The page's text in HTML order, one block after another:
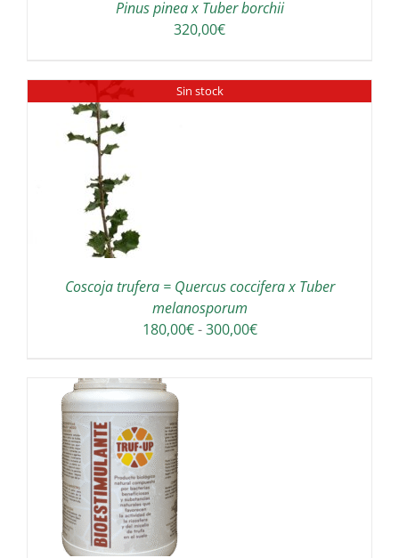
Pinus pinea x Tuber borchii
320,00€
Sin stock
Coscoja trufera = Quercus coccifera x Tuber
melanosporum
180,00€ - 300,00€Rango